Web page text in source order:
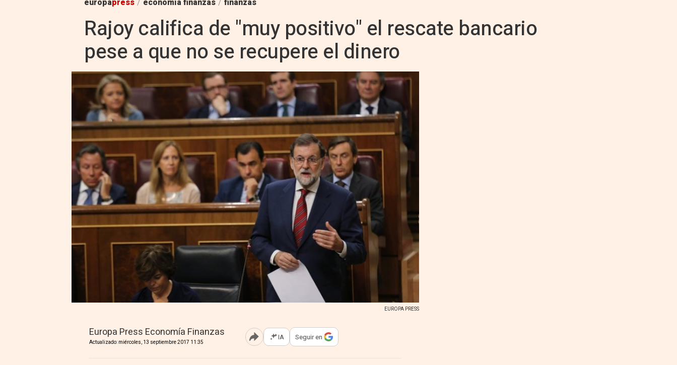
europapress / economía finanzas / finanzas
Rajoy califica de "muy positivo" el rescate bancario
pese a que no se recupere el dinero
EUROPA PRESS
Europa Press Economía Finanzas
Actualizado: miércoles, 13 septiembre 2017 11:35 Abrir opciones para compartir
IA Seguir en